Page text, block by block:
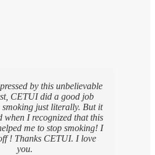
by this unbelievable
CETUI did a good job
smoking just literally. But it
when I recognized that this
me to stop smoking! I
! Thanks CETUI. I love
you.